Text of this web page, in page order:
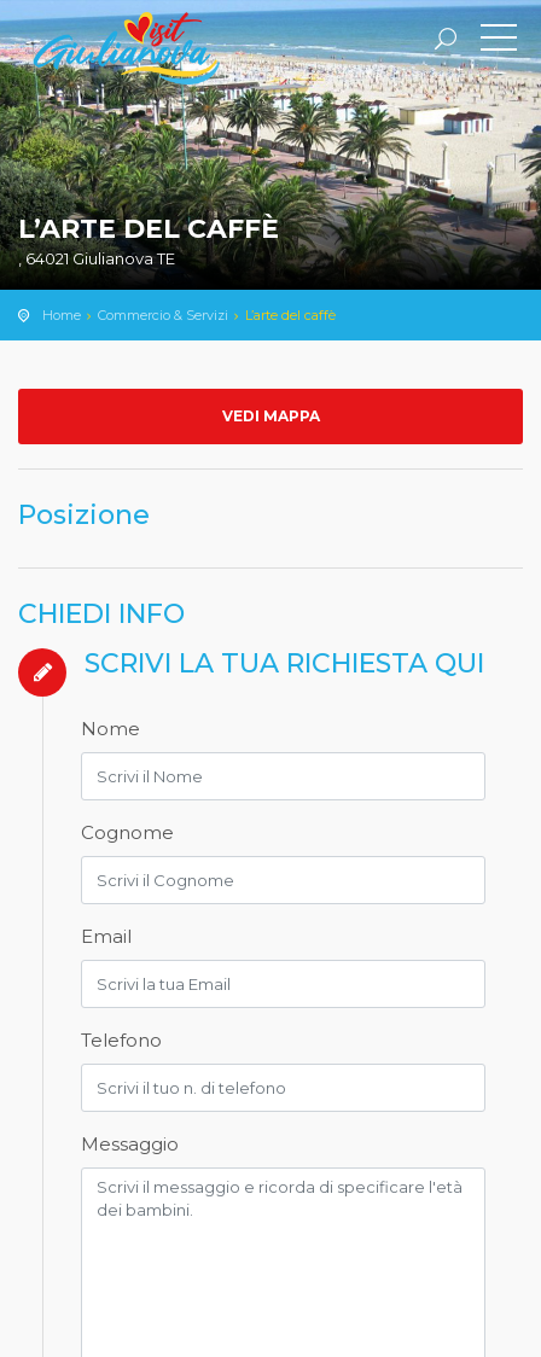
L’ARTE DEL CAFFÈ
, 64021 Giulianova TE
Home Commercio & Servizi L’arte del caffè
VEDI MAPPA
Posizione
CHIEDI INFO
SCRIVI LA TUA RICHIESTA QUI
Nome
Cognome
Email
Telefono
Messaggio